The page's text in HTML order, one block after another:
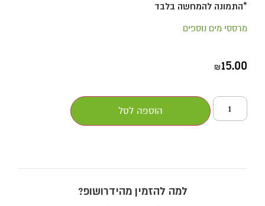
*התמונה להמחשה בלבד
מרססי מים נוספים
₪15.00
הוספה לסל
למה להזמין מהידרושופ?